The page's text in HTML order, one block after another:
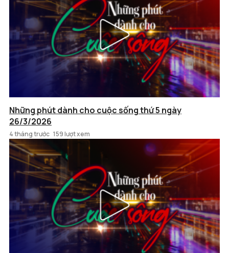
Những phút dành cho cuộc sống thứ 5 ngày
26/3/2026
4 tháng trước 159 lượt xem